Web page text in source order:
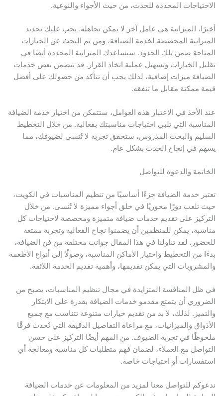
الاحتياجات المحددة للحدث، من حيث الأجواء والنوعية.
أخيرًا، الميزانية هي عامل آخر لا يمكن تجاهله. يجب عليك تحديد
الميزانية المخصصة لخدمة الضيافة، ومن ثم البحث عن الخيارات
المتاحة ضمن تلك الحدود. ستساعدك الميزانية المحددة أيضًا في
تقليل الخيارات وتسهيل عملية اتخاذ القرار. قد تتضمن بعض خدمات
الضيافة ميزات إضافية، لذلك يجب أن تتأكد من حصولك على أفضل
قيمة ممكنة مقابل ما تنفقه.
عند الأخذ في الاعتبار هذه العوامل، ستتمكن من اختيار خدمة الضيافة
المناسبة التي تلبي احتياجات مناسبتك بفعالية. من خلال التخطيط
السليم والبحث المدروس، ستحقق تجربة لا تُنسى لضيوفك، مما
يسهم في إنجاح الحدث بشكل عام.
الخاتمة والدعوة للتواصل
تعتبر خدمة الضيافة جزءًا أساسيًا من تنظيم المناسبات في الكويت،
حيث تلعب دورًا محوريًا في خلق أجواء مميزة لا تُنسى. من خلال
التركيز على تقديم خدمات ضيافة متميزة ومخصصة لاحتياجات كل
مناسبة، يمكن للمنظمين أن يضمنوا نجاح الفعالية وتجربة ممتعة
للحضور. لقد تناولنا في هذا المقال جوانب مختلفة من فن الضيافة،
بدءًا من التخطيط واختيار الأماكن المناسبة، وصولًا إلى أنواع الأطعمة
والمشروبات التي يمكن تقديمها، وأهمية تقديم الخدمة اللائقة.
في ظل المنافسة المتزايدة في مجال تنظيم المناسبات، يصبح من
الضروري أن يتمتع مقدمو خدمات الضيافة بقدرة على الابتكار
والتميز. لذلك، لا بد من تقديم خيارات متنوعة تتناسب مع جميع
الأذواق والميزانيات، مع مراعاة التفاصيل الدقيقة التي تُحدث فرقًا
ملحوظًا في تجربة الضيوف. من المهم أيضًا التركيز على حسن
التواصل مع العملاء، لضمان فهم متطلبات كل مناسبة ومعالجة أي
استفسارات أو احتياجات خاصة.
ندعوكم للتواصل معنا لمزيد من المعلومات عن خدمات الضيافة